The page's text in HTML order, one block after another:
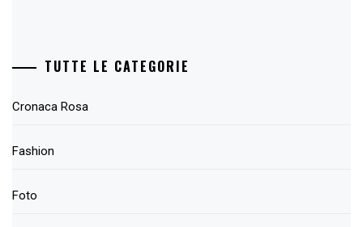
TUTTE LE CATEGORIE
Cronaca Rosa
Fashion
Foto